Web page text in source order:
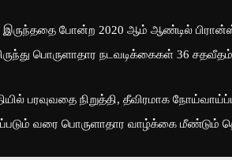
இருந்ததை போன்ற 2020 ஆம் ஆண்டில்
பொருளாதார நடவடிக்கைகள் 36
பரவுவதை நிறுத்தி, தீவிரமாக
வரை பொருளாதார வாழ்க்கை மீண்டும்